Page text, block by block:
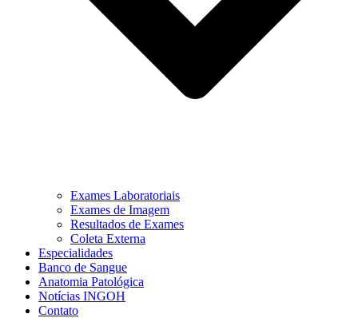
Exames Laboratoriais
Exames de Imagem
Resultados de Exames
Coleta Externa
Especialidades
Banco de Sangue
Anatomia Patológica
Notícias INGOH
Contato